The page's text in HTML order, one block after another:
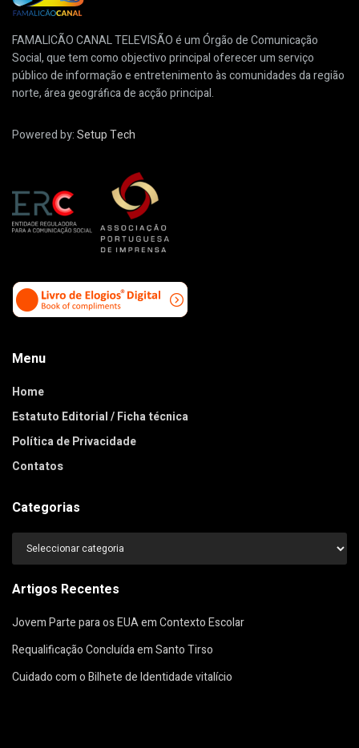
FAMALICÃO CANAL TELEVISÃO é um Órgão de Comunicação
Social, que tem como objectivo principal oferecer um serviço
público de informação e entretenimento às comunidades da região
norte, área geográfica de acção principal.
Powered by:Setup Tech
Menu
Home
Estatuto Editorial / Ficha técnica
Política de Privacidade
Contatos
Categorias
Categorias
Artigos Recentes
Jovem Parte para os EUA em Contexto Escolar
Requalificação Concluída em Santo Tirso
Cuidado com o Bilhete de Identidade vitalício